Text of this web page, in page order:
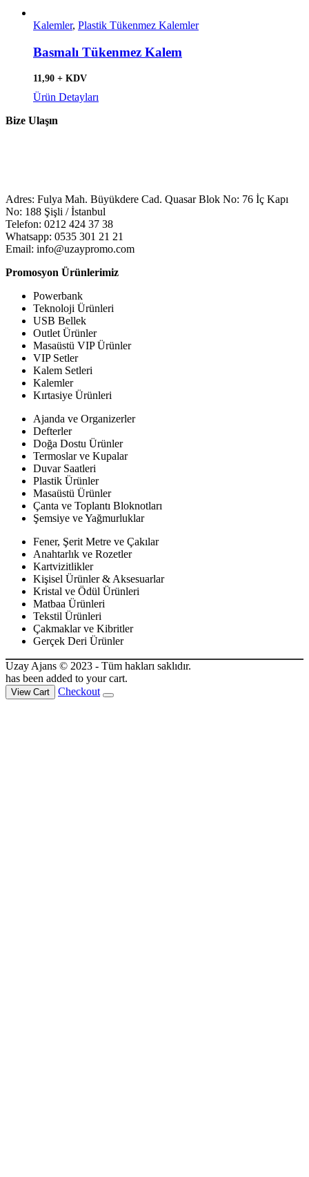
Kalemler, Plastik Tükenmez Kalemler
Basmalı Tükenmez Kalem
11,90 + KDV
Ürün Detayları
Bize Ulaşın
Adres: Fulya Mah. Büyükdere Cad. Quasar Blok No: 76 İç Kapı
No: 188 Şişli / İstanbul
Telefon: 0212 424 37 38
Whatsapp: 0535 301 21 21
Email: info@uzaypromo.com
Promosyon Ürünlerimiz
Powerbank
Teknoloji Ürünleri
USB Bellek
Outlet Ürünler
Masaüstü VIP Ürünler
VIP Setler
Kalem Setleri
Kalemler
Kırtasiye Ürünleri
Ajanda ve Organizerler
Defterler
Doğa Dostu Ürünler
Termoslar ve Kupalar
Duvar Saatleri
Plastik Ürünler
Masaüstü Ürünler
Çanta ve Toplantı Bloknotları
Şemsiye ve Yağmurluklar
Fener, Şerit Metre ve Çakılar
Anahtarlık ve Rozetler
Kartvizitlikler
Kişisel Ürünler & Aksesuarlar
Kristal ve Ödül Ürünleri
Matbaa Ürünleri
Tekstil Ürünleri
Çakmaklar ve Kibritler
Gerçek Deri Ürünler
Uzay Ajans © 2023 - Tüm hakları saklıdır.
has been added to your cart.
View Cart Checkout